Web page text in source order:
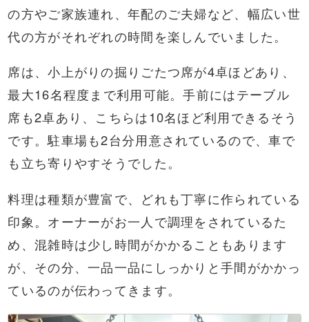
の方やご家族連れ、年配のご夫婦など、幅広い世
代の方がそれぞれの時間を楽しんでいました。
席は、小上がりの掘りごたつ席が4卓ほどあり、
最大16名程度まで利用可能。手前にはテーブル
席も2卓あり、こちらは10名ほど利用できるそう
です。駐車場も2台分用意されているので、車で
も立ち寄りやすそうでした。
料理は種類が豊富で、どれも丁寧に作られている
印象。オーナーがお一人で調理をされているた
め、混雑時は少し時間がかかることもあります
が、その分、一品一品にしっかりと手間がかかっ
ているのが伝わってきます。